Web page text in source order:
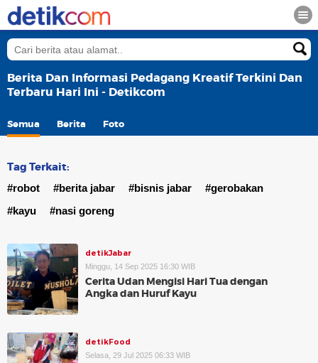
Berita Dan Informasi Pedagang Kreatif Terkini Dan
Terbaru Hari Ini - Detikcom
Semua Berita Foto
Tag Terkait:
#robot #berita jabar #bisnis jabar
#gerobakan
#kayu
#nasi goreng
detikJabar
Minggu, 14 Sep 2025 16:30 WIB
Cerita Udan Mengisi Hari Tua dengan
Angka dan Huruf Kayu
detikFood
Selasa, 29 Jul 2025 06:33 WIB